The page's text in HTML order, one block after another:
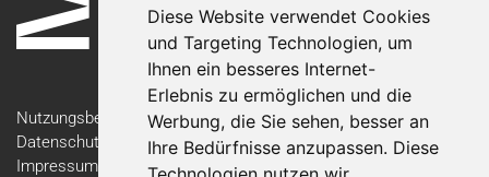
Diese Website verwendet Cookies
und Targeting Technologien, um
Ihnen ein besseres Internet-
Erlebnis zu ermöglichen und die
Werbung, die Sie sehen, besser an
Ihre Bedürfnisse anzupassen. Diese
Nutzungsbedingungen
Datenschutzerklärung
Impressum